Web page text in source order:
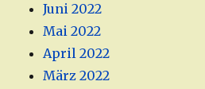
Juni 2022
Mai 2022
April 2022
März 2022